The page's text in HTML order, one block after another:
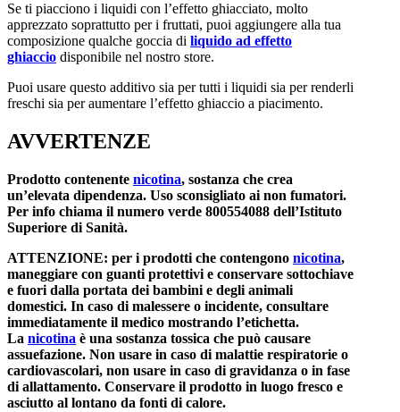
Se ti piacciono i liquidi con l’effetto ghiacciato, molto
apprezzato soprattutto per i fruttati, puoi aggiungere alla tua
composizione qualche goccia di liquido ad effetto
ghiaccio disponibile nel nostro store.
Puoi usare questo additivo sia per tutti i liquidi sia per renderli
freschi sia per aumentare l’effetto ghiaccio a piacimento.
AVVERTENZE
Prodotto contenente nicotina, sostanza che crea
un’elevata dipendenza. Uso sconsigliato ai non fumatori.
Per info chiama il numero verde 800554088 dell’Istituto
Superiore di Sanità.
ATTENZIONE: per i prodotti che contengono nicotina,
maneggiare con guanti protettivi e conservare sottochiave
e fuori dalla portata dei bambini e degli animali
domestici. In caso di malessere o incidente, consultare
immediatamente il medico mostrando l’etichetta.
La nicotina è una sostanza tossica che può causare
assuefazione. Non usare in caso di malattie respiratorie o
cardiovascolari, non usare in caso di gravidanza o in fase
di allattamento. Conservare il prodotto in luogo fresco e
asciutto al lontano da fonti di calore.